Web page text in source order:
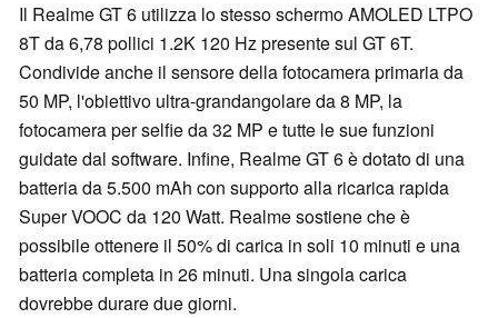
Il Realme GT 6 utilizza lo stesso schermo AMOLED LTPO
8T da 6,78 pollici 1.2K 120 Hz presente sul GT 6T.
Condivide anche il sensore della fotocamera primaria da
50 MP, l'obiettivo ultra-grandangolare da 8 MP, la
fotocamera per selfie da 32 MP e tutte le sue funzioni
guidate dal software. Infine, Realme GT 6 è dotato di una
batteria da 5.500 mAh con supporto alla ricarica rapida
Super VOOC da 120 Watt. Realme sostiene che è
possibile ottenere il 50% di carica in soli 10 minuti e una
batteria completa in 26 minuti. Una singola carica
dovrebbe durare due giorni.